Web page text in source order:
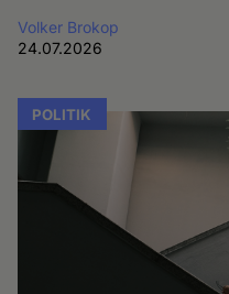
Volker Brokop
24.07.2026
POLITIK